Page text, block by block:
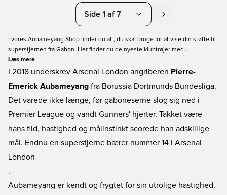
Side 1 af 7
I vores Aubameyang Shop finder du alt, du skal bruge for at vise din støtte til
superstjernen fra Gabon. Her finder du de nyeste klubtrøjer med
Aubameyang print i alle størrelser. Vi har naturligvis også et bredt udvalg af
fodboldstøvler. Køb dit nyeste fodboldudstyr online hos Unisport i dag!
Læs mere
I 2018 underskrev Arsenal London angriberen Pierre-
Emerick Aubameyang fra Borussia Dortmunds Bundesliga.
Det varede ikke længe, før gaboneserne slog sig ned i
Premier League og vandt Gunners' hjerter. Takket være
hans flid, hastighed og målinstinkt scorede han adskillige
mål. Endnu en superstjerne bærer nummer 14 i Arsenal
London
.
Aubameyang er kendt og frygtet for sin utrolige hastighed.